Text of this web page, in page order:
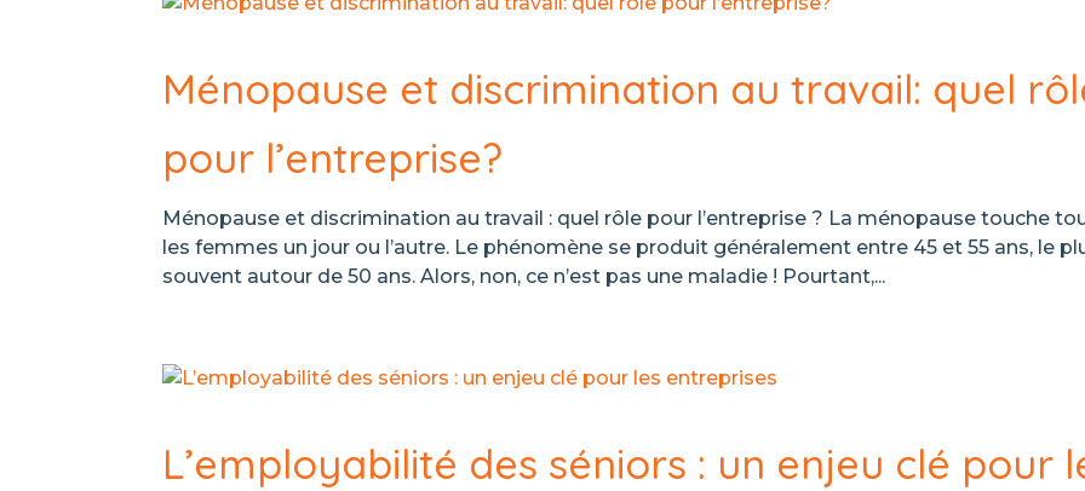
Ménopause et discrimination au travail: quel
pour l’entreprise?
Ménopause et discrimination au travail : quel rôle pour l’entreprise ? La ménopause touche
les femmes un jour ou l’autre. Le phénomène se produit généralement entre 45 et 55 ans, le
souvent autour de 50 ans. Alors, non, ce n’est pas une maladie ! Pourtant,...
L’employabilité des séniors : un enjeu clé pour